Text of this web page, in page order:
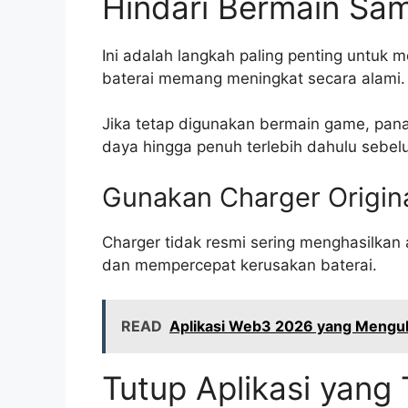
Ini adalah langkah paling penting untuk
baterai memang meningkat secara alami.
Jika tetap digunakan bermain game,
daya hingga penuh terlebih dahulu
Gunakan Charger
Charger tidak resmi sering
dan mempercepat kerusakan baterai.
READ Aplikasi Web3 2026 yang
Tutup Aplikasi yang